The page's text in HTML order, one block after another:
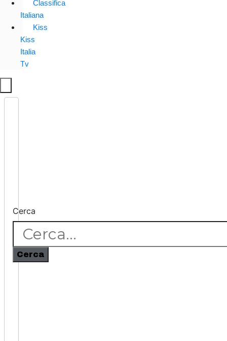
Classifica
Italiana
Kiss
Kiss
Italia
Tv
Cerca
Cerca